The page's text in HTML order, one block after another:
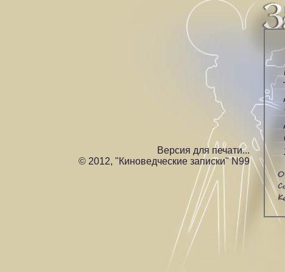
Версия для печати...
© 2012, "Киноведческие записки" N99